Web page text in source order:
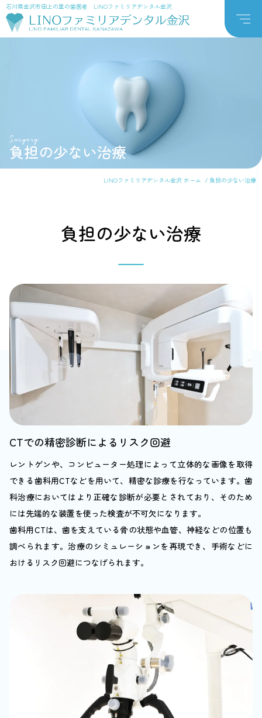
石川県金沢市田上の里の歯医者 LINOファミリアデンタル金沢
Surgery
負担の少ない治療
LINOファミリアデンタル金沢 ホーム 負担の少ない治療
負担の少ない治療
CTでの精密診断によるリスク回避
レントゲンや、コンピューター処理によって立体的な画像を取得
できる歯科用CTなどを用いて、精密な診療を行なっています。歯
科治療においてはより正確な診断が必要とされており、そのため
には先端的な装置を使った検査が不可欠になります。
歯科用CTは、歯を支えている骨の状態や血管、神経などの位置も
調べられます。治療のシミュレーションを再現でき、手術などに
おけるリスク回避につなげられます。